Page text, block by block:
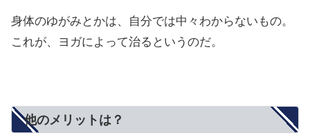
身体のゆがみとかは、自分では中々わからないもの。
これが、ヨガによって治るというのだ。
他のメリットは？